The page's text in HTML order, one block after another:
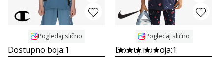
Pogledaj slično
Dostupno boja:1
Pogledaj slično
Dostupno boja:1